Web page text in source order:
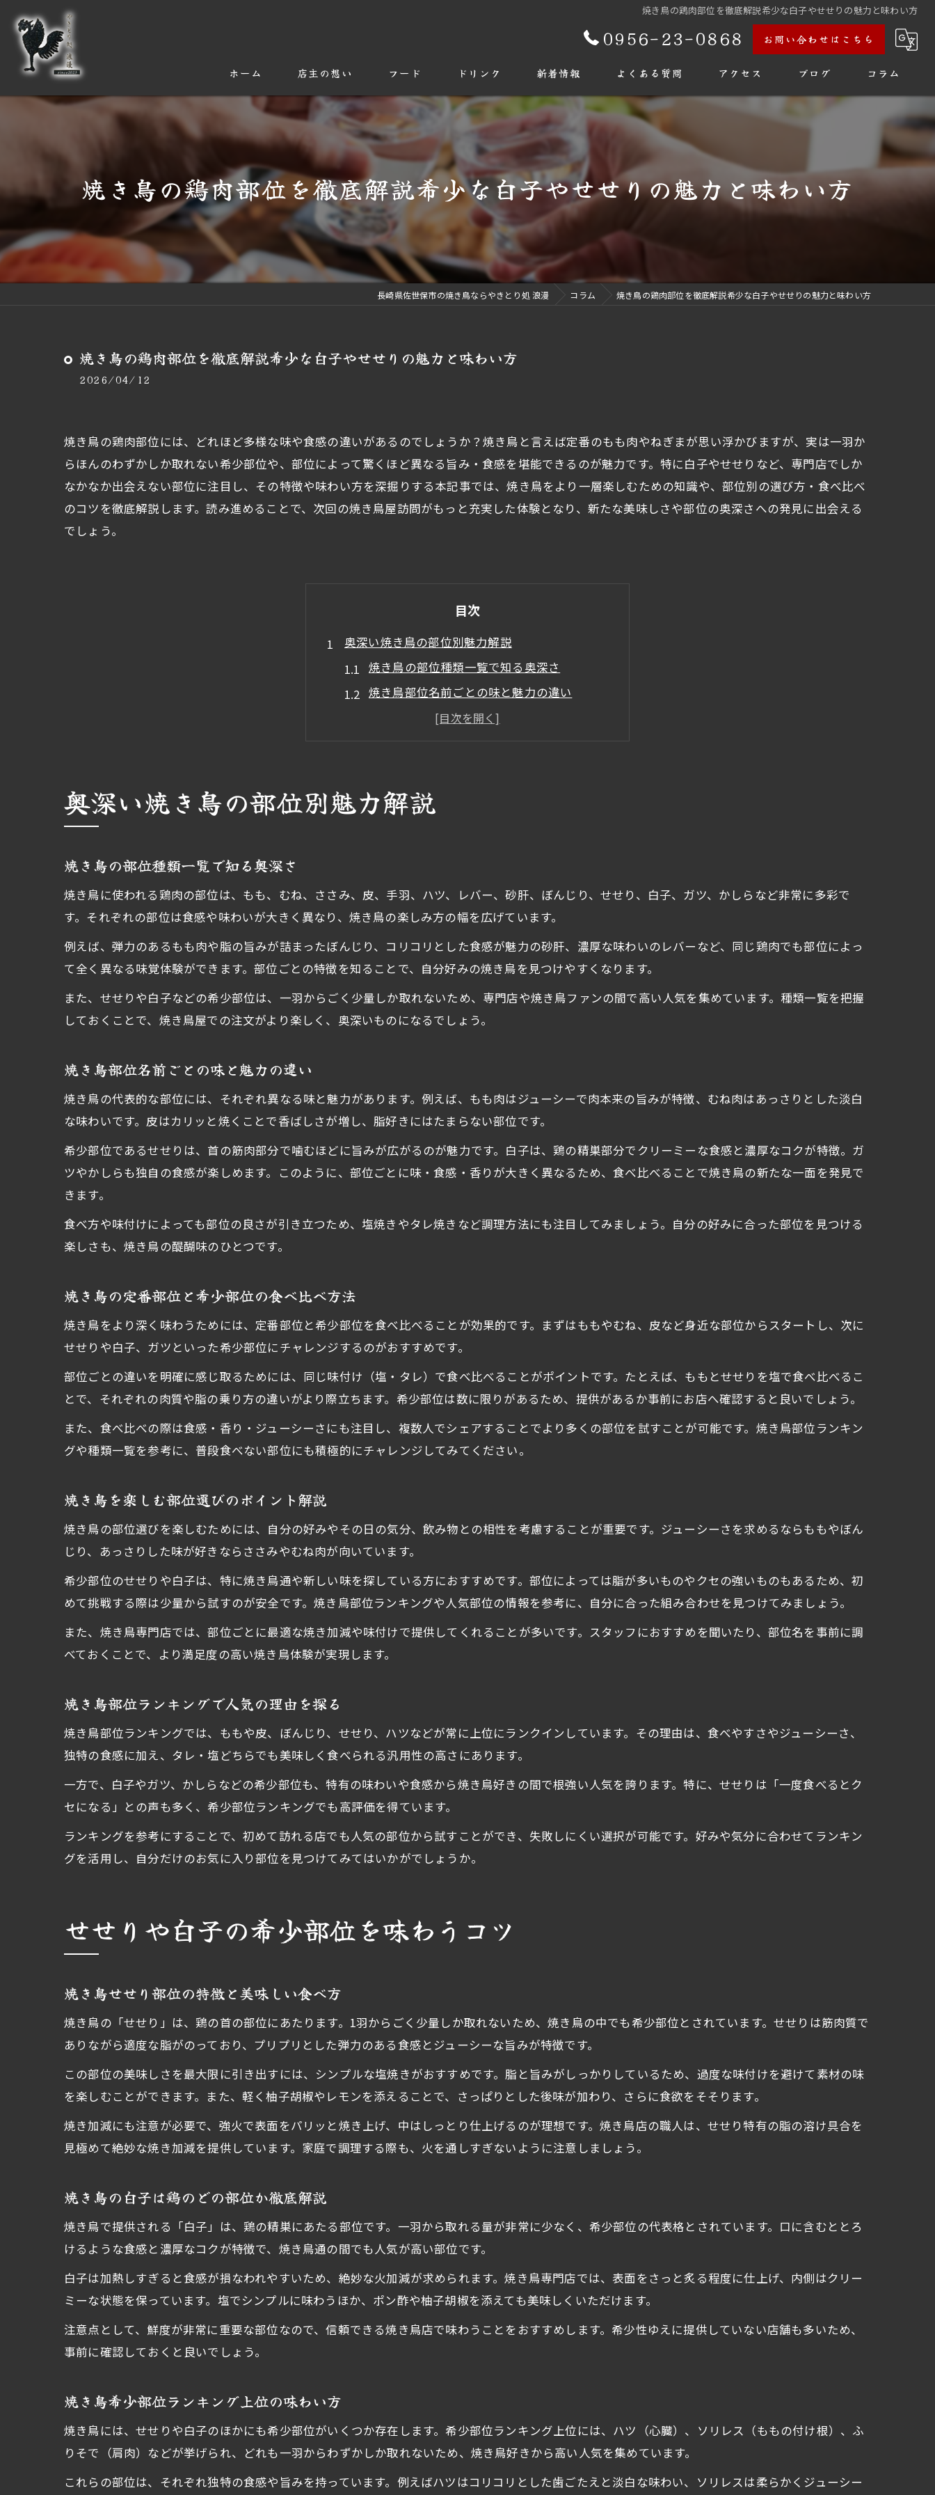
焼き鳥の鶏肉部位を徹底解説希少な白子やせせりの魅力と味わい方
0956-23-0868 お問い合わせはこちら
ホーム 店主の想い フード ドリンク 新着情報 よくある質問 アクセス ブログ コラム
焼き鳥の鶏肉部位を徹底解説希少な白子やせせりの魅力と味わい方
長崎県佐世保市の焼き鳥ならやきとり処 浪漫 コラム 焼き鳥の鶏肉部位を徹底解説希少な白子やせせりの魅力と味わい方
焼き鳥の鶏肉部位を徹底解説希少な白子やせせりの魅力と味わい方
2026/04/12
焼き鳥の鶏肉部位には、どれほど多様な味や食感の違いがあるのでしょうか？焼き鳥と言えば定番のもも肉やねぎまが思い浮かびますが、実は一羽か
らほんのわずかしか取れない希少部位や、部位によって驚くほど異なる旨み・食感を堪能できるのが魅力です。特に白子やせせりなど、専門店でしか
なかなか出会えない部位に注目し、その特徴や味わい方を深掘りする本記事では、焼き鳥をより一層楽しむための知識や、部位別の選び方・食べ比べ
のコツを徹底解説します。読み進めることで、次回の焼き鳥屋訪問がもっと充実した体験となり、新たな美味しさや部位の奥深さへの発見に出会える
でしょう。
目次
奥深い焼き鳥の部位別魅力解説
焼き鳥の部位種類一覧で知る奥深さ
焼き鳥部位名前ごとの味と魅力の違い
焼き鳥の定番部位と希少部位の食べ比べ方法
せせりや白子の希少部位を味わうコツ
焼き鳥せせり部位の特徴と美味しい食べ方
焼き鳥で希少部位を見分けるプロのコツ
焼き鳥のガツやかしらも楽しむ希少体験
焼き鳥好き必見の部位ランキング紹介
焼き鳥部位ランキング人気の秘密を分析
焼き鳥種類ランキングで話題の部位とは
焼き鳥のせせりや白子が上位に入る理由
焼き鳥食感比べで鶏肉の違いを楽しむ
焼き鳥の部位ごと食感の違いを徹底比較
焼き鳥でコリコリやジューシーを味わう
焼き鳥のせせり部位が生む独特な弾力感
焼き鳥部位ランキング食感編を読み解く
焼き鳥ガツやかしらの特徴を詳しく解説
焼き鳥で白子を選ぶ際のコツと見極め方
焼き鳥部位名前で探す新しい味の魅力
焼き鳥部位一覧で知るおすすめの楽しみ方
焼き鳥部位一覧を活用した食べ比べ術
焼き鳥種類ランキングから選ぶ楽しみ方
焼き鳥部位ランキングを参考に新発見を
奥深い焼き鳥の部位別魅力解説
焼き鳥の部位種類一覧で知る奥深さ
焼き鳥に使われる鶏肉の部位は、もも、むね、ささみ、皮、手羽、ハツ、レバー、砂肝、ぼんじり、せせり、白子、ガツ、かしらなど非常に多彩で
す。それぞれの部位は食感や味わいが大きく異なり、焼き鳥の楽しみ方の幅を広げています。
例えば、弾力のあるもも肉や脂の旨みが詰まったぼんじり、コリコリとした食感が魅力の砂肝、濃厚な味わいのレバーなど、同じ鶏肉でも部位によっ
て全く異なる味覚体験ができます。部位ごとの特徴を知ることで、自分好みの焼き鳥を見つけやすくなります。
また、せせりや白子などの希少部位は、一羽からごく少量しか取れないため、専門店や焼き鳥ファンの間で高い人気を集めています。種類一覧を把握
しておくことで、焼き鳥屋での注文がより楽しく、奥深いものになるでしょう。
焼き鳥部位名前ごとの味と魅力の違い
焼き鳥の代表的な部位には、それぞれ異なる味と魅力があります。例えば、もも肉はジューシーで肉本来の旨みが特徴、むね肉はあっさりとした淡白
な味わいです。皮はカリッと焼くことで香ばしさが増し、脂好きにはたまらない部位です。
希少部位であるせせりは、首の筋肉部分で噛むほどに旨みが広がるのが魅力です。白子は、鶏の精巣部分でクリーミーな食感と濃厚なコクが特徴。ガ
ツやかしらも独自の食感が楽しめます。このように、部位ごとに味・食感・香りが大きく異なるため、食べ比べることで焼き鳥の新たな一面を発見で
きます。
食べ方や味付けによっても部位の良さが引き立つため、塩焼きやタレ焼きなど調理方法にも注目してみましょう。自分の好みに合った部位を見つける
楽しさも、焼き鳥の醍醐味のひとつです。
焼き鳥の定番部位と希少部位の食べ比べ方法
焼き鳥をより深く味わうためには、定番部位と希少部位を食べ比べることが効果的です。まずはももやむね、皮など身近な部位からスタートし、次に
せせりや白子、ガツといった希少部位にチャレンジするのがおすすめです。
部位ごとの違いを明確に感じ取るためには、同じ味付け（塩・タレ）で食べ比べることがポイントです。たとえば、ももとせせりを塩で食べ比べるこ
とで、それぞれの肉質や脂の乗り方の違いがより際立ちます。希少部位は数に限りがあるため、提供があるか事前にお店へ確認すると良いでしょう。
また、食べ比べの際は食感・香り・ジューシーさにも注目し、複数人でシェアすることでより多くの部位を試すことが可能です。焼き鳥部位ランキン
グや種類一覧を参考に、普段食べない部位にも積極的にチャレンジしてみてください。
焼き鳥を楽しむ部位選びのポイント解説
焼き鳥の部位選びを楽しむためには、自分の好みやその日の気分、飲み物との相性を考慮することが重要です。ジューシーさを求めるならももやぼん
じり、あっさりした味が好きならささみやむね肉が向いています。
希少部位のせせりや白子は、特に焼き鳥通や新しい味を探している方におすすめです。部位によっては脂が多いものやクセの強いものもあるため、初
めて挑戦する際は少量から試すのが安全です。焼き鳥部位ランキングや人気部位の情報を参考に、自分に合った組み合わせを見つけてみましょう。
また、焼き鳥専門店では、部位ごとに最適な焼き加減や味付けで提供してくれることが多いです。スタッフにおすすめを聞いたり、部位名を事前に調
べておくことで、より満足度の高い焼き鳥体験が実現します。
焼き鳥部位ランキングで人気の理由を探る
焼き鳥部位ランキングでは、ももや皮、ぼんじり、せせり、ハツなどが常に上位にランクインしています。その理由は、食べやすさやジューシーさ、
独特の食感に加え、タレ・塩どちらでも美味しく食べられる汎用性の高さにあります。
一方で、白子やガツ、かしらなどの希少部位も、特有の味わいや食感から焼き鳥好きの間で根強い人気を誇ります。特に、せせりは「一度食べるとク
セになる」との声も多く、希少部位ランキングでも高評価を得ています。
ランキングを参考にすることで、初めて訪れる店でも人気の部位から試すことができ、失敗しにくい選択が可能です。好みや気分に合わせてランキン
グを活用し、自分だけのお気に入り部位を見つけてみてはいかがでしょうか。
せせりや白子の希少部位を味わうコツ
焼き鳥せせり部位の特徴と美味しい食べ方
焼き鳥の「せせり」は、鶏の首の部位にあたります。1羽からごく少量しか取れないため、焼き鳥の中でも希少部位とされています。せせりは筋肉質で
ありながら適度な脂がのっており、プリプリとした弾力のある食感とジューシーな旨みが特徴です。
この部位の美味しさを最大限に引き出すには、シンプルな塩焼きがおすすめです。脂と旨みがしっかりしているため、過度な味付けを避けて素材の味
を楽しむことができます。また、軽く柚子胡椒やレモンを添えることで、さっぱりとした後味が加わり、さらに食欲をそそります。
焼き加減にも注意が必要で、強火で表面をパリッと焼き上げ、中はしっとり仕上げるのが理想です。焼き鳥店の職人は、せせり特有の脂の溶け具合を
見極めて絶妙な焼き加減を提供しています。家庭で調理する際も、火を通しすぎないように注意しましょう。
焼き鳥の白子は鶏のどの部位か徹底解説
焼き鳥で提供される「白子」は、鶏の精巣にあたる部位です。一羽から取れる量が非常に少なく、希少部位の代表格とされています。口に含むととろ
けるような食感と濃厚なコクが特徴で、焼き鳥通の間でも人気が高い部位です。
白子は加熱しすぎると食感が損なわれやすいため、絶妙な火加減が求められます。焼き鳥専門店では、表面をさっと炙る程度に仕上げ、内側はクリー
ミーな状態を保っています。塩でシンプルに味わうほか、ポン酢や柚子胡椒を添えても美味しくいただけます。
注意点として、鮮度が非常に重要な部位なので、信頼できる焼き鳥店で味わうことをおすすめします。希少性ゆえに提供していない店舗も多いため、
事前に確認しておくと良いでしょう。
焼き鳥希少部位ランキング上位の味わい方
焼き鳥には、せせりや白子のほかにも希少部位がいくつか存在します。希少部位ランキング上位には、ハツ（心臓）、ソリレス（ももの付け根）、ふ
りそで（肩肉）などが挙げられ、どれも一羽からわずかしか取れないため、焼き鳥好きから高い人気を集めています。
これらの部位は、それぞれ独特の食感や旨みを持っています。例えばハツはコリコリとした歯ごたえと淡白な味わい、ソリレスは柔らかくジューシー